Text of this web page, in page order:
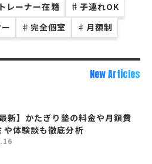
レーナー在籍 ♯ 子連れOK
♯ 完全個室 ♯ 月額制
New Articles
新】かたぎり塾の料金や月額費
や体験談も徹底分析